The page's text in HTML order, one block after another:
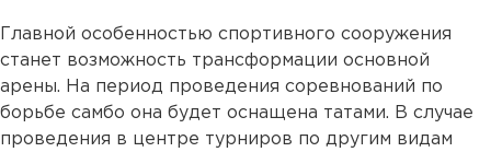
Главной особенностью спортивного сооружения
станет возможность трансформации основной
арены. На период проведения соревнований по
борьбе самбо она будет оснащена татами. В случае
проведения в центре турниров по другим видам